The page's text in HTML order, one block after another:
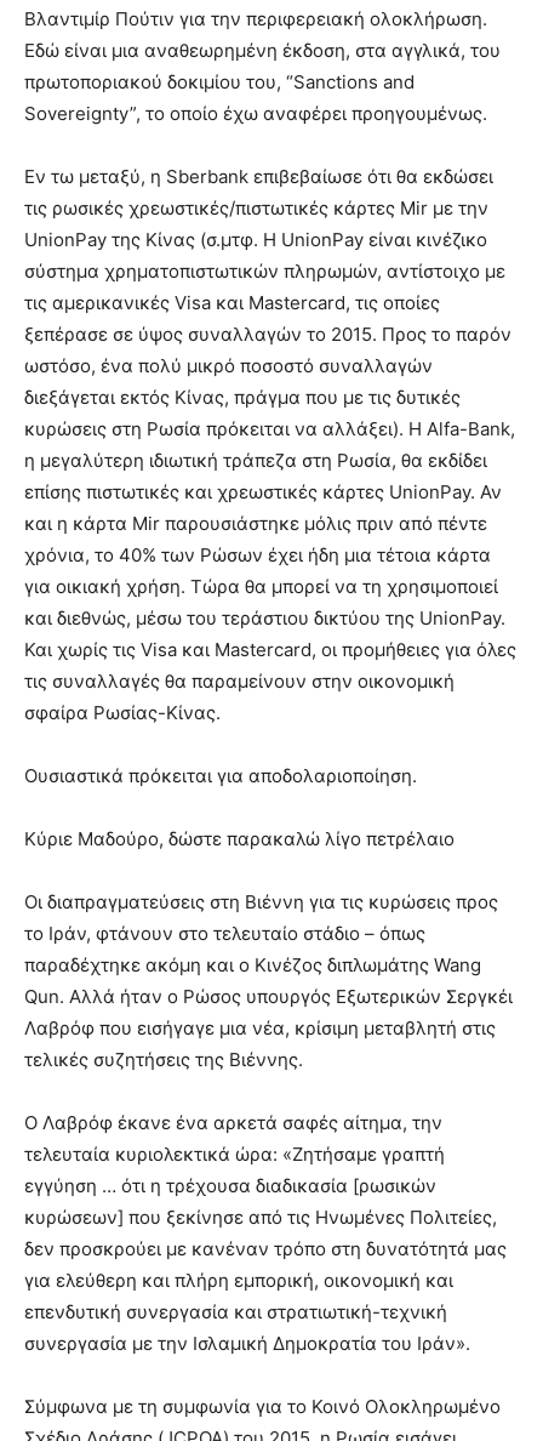
Βλαντιμίρ Πούτιν για την περιφερειακή ολοκλήρωση.
Εδώ είναι μια αναθεωρημένη έκδοση, στα αγγλικά, του
πρωτοποριακού δοκιμίου του, “Sanctions and
Sovereignty”, το οποίο έχω αναφέρει προηγουμένως.
Εν τω μεταξύ, η Sberbank επιβεβαίωσε ότι θα εκδώσει
τις ρωσικές χρεωστικές/πιστωτικές κάρτες Mir με την
UnionPay της Κίνας (σ.μτφ. Η UnionPay είναι κινέζικο
σύστημα χρηματοπιστωτικών πληρωμών, αντίστοιχο με
τις αμερικανικές Visa και Mastercard, τις οποίες
ξεπέρασε σε ύψος συναλλαγών το 2015. Προς το παρόν
ωστόσο, ένα πολύ μικρό ποσοστό συναλλαγών
διεξάγεται εκτός Κίνας, πράγμα που με τις δυτικές
κυρώσεις στη Ρωσία πρόκειται να αλλάξει). Η Alfa-Bank,
η μεγαλύτερη ιδιωτική τράπεζα στη Ρωσία, θα εκδίδει
επίσης πιστωτικές και χρεωστικές κάρτες UnionPay. Αν
και η κάρτα Mir παρουσιάστηκε μόλις πριν από πέντε
χρόνια, το 40% των Ρώσων έχει ήδη μια τέτοια κάρτα
για οικιακή χρήση. Τώρα θα μπορεί να τη χρησιμοποιεί
και διεθνώς, μέσω του τεράστιου δικτύου της UnionPay.
Και χωρίς τις Visa και Mastercard, οι προμήθειες για όλες
τις συναλλαγές θα παραμείνουν στην οικονομική
σφαίρα Ρωσίας-Κίνας.
Ουσιαστικά πρόκειται για αποδολαριοποίηση.
Κύριε Μαδούρο, δώστε παρακαλώ λίγο πετρέλαιο
Οι διαπραγματεύσεις στη Βιέννη για τις κυρώσεις προς
το Ιράν, φτάνουν στο τελευταίο στάδιο – όπως
παραδέχτηκε ακόμη και ο Κινέζος διπλωμάτης Wang
Qun. Αλλά ήταν ο Ρώσος υπουργός Εξωτερικών Σεργκέι
Λαβρόφ που εισήγαγε μια νέα, κρίσιμη μεταβλητή στις
τελικές συζητήσεις της Βιέννης.
Ο Λαβρόφ έκανε ένα αρκετά σαφές αίτημα, την
τελευταία κυριολεκτικά ώρα: «Ζητήσαμε γραπτή
εγγύηση … ότι η τρέχουσα διαδικασία [ρωσικών
κυρώσεων] που ξεκίνησε από τις Ηνωμένες Πολιτείες,
δεν προσκρούει με κανέναν τρόπο στη δυνατότητά μας
για ελεύθερη και πλήρη εμπορική, οικονομική και
επενδυτική συνεργασία και στρατιωτική-τεχνική
συνεργασία με την Ισλαμική Δημοκρατία του Ιράν».
Σύμφωνα με τη συμφωνία για το Κοινό Ολοκληρωμένο